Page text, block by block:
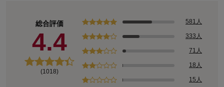
総合評価
4.4
(1018)
581人
333人
71人
18人
15人